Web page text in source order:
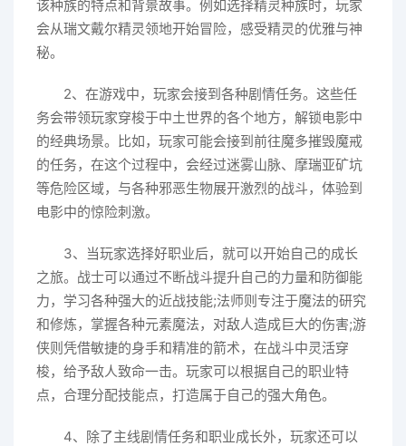
该种族的特点和背景故事。例如选择精灵种族时，玩家
会从瑞文戴尔精灵领地开始冒险，感受精灵的优雅与神
秘。
2、在游戏中，玩家会接到各种剧情任务。这些任
务会带领玩家穿梭于中土世界的各个地方，解锁电影中
的经典场景。比如，玩家可能会接到前往魔多摧毁魔戒
的任务，在这个过程中，会经过迷雾山脉、摩瑞亚矿坑
等危险区域，与各种邪恶生物展开激烈的战斗，体验到
电影中的惊险刺激。
3、当玩家选择好职业后，就可以开始自己的成长
之旅。战士可以通过不断战斗提升自己的力量和防御能
力，学习各种强大的近战技能;法师则专注于魔法的研究
和修炼，掌握各种元素魔法，对敌人造成巨大的伤害;游
侠则凭借敏捷的身手和精准的箭术，在战斗中灵活穿
梭，给予敌人致命一击。玩家可以根据自己的职业特
点，合理分配技能点，打造属于自己的强大角色。
4、除了主线剧情任务和职业成长外，玩家还可以